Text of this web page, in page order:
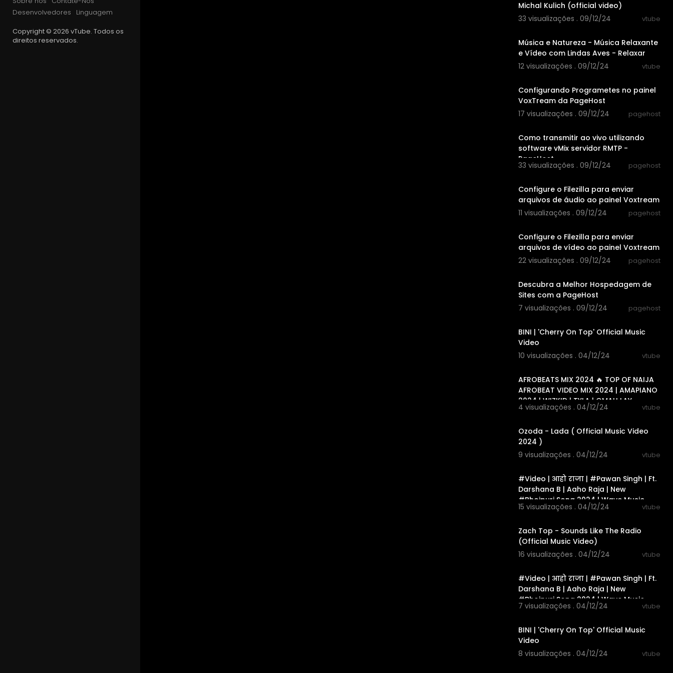
Desenvolvedores
Linguagem
Copyright © 2026 vTube. Todos os
direitos reservados.
Michal Kulich (official video)
33 visualizações . 09/12/24
vtube
Música e Natureza - Música Relaxante
e Vídeo com Lindas Aves - Relaxar
12 visualizações . 09/12/24
vtube
Configurando Programetes no painel
VoxTream da PageHost
17 visualizações . 09/12/24
pagehost
Como transmitir ao vivo utilizando
software vMix servidor RMTP -
PageHost
33 visualizações . 09/12/24 pagehost
Configure o Filezilla para enviar
arquivos de áudio ao painel Voxtream
11 visualizações . 09/12/24
pagehost
Configure o Filezilla para enviar
arquivos de vídeo ao painel Voxtream
22 visualizações . 09/12/24
pagehost
Descubra a Melhor Hospedagem de
Sites com a PageHost
7 visualizações . 09/12/24
pagehost
BINI | 'Cherry On Top' Official Music
Video
10 visualizações . 04/12/24
vtube
AFROBEATS MIX 2024 🔥 TOP OF NAIJA
AFROBEAT VIDEO MIX 2024 | AMAPIANO
2024 | WIZKID | TYLA | OMAH LAY
4 visualizações . 04/12/24 vtube
Ozoda - Lada ( Official Music Video
2024 )
9 visualizações . 04/12/24
vtube
#Video | आहो राजा | #Pawan Singh | Ft.
Darshana B | Aaho Raja | New
#Bhojpuri Song 2024 | Wave Music
15 visualizações . 04/12/24 vtube
Zach Top - Sounds Like The Radio
(Official Music Video)
16 visualizações . 04/12/24
vtube
#Video | आहो राजा | #Pawan Singh | Ft.
Darshana B | Aaho Raja | New
#Bhojpuri Song 2024 | Wave Music
7 visualizações . 04/12/24 vtube
BINI | 'Cherry On Top' Official Music
Video
8 visualizações . 04/12/24
vtube